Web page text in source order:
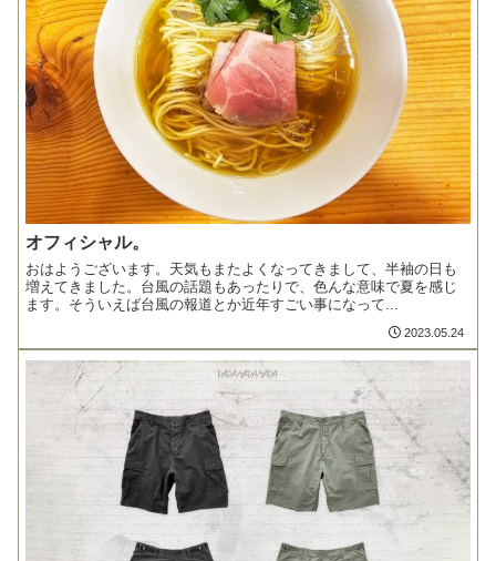
オフィシャル。
おはようございます。天気もまたよくなってきまして、半袖の日も
増えてきました。台風の話題もあったりで、色んな意味で夏を感じ
ます。そういえば台風の報道とか近年すごい事になって...
2023.05.24